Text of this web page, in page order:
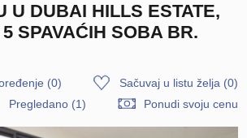
U DUBAI HILLS ESTATE,
SPAVAĆIH SOBA BR.
(0) Sačuvaj u listu želja (0)
Pregledano (1)
Ponudi svoju cenu